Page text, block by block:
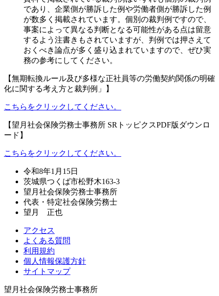
であり、企業側が勝訴した例や労働者側が勝訴した例
が数多く掲載されています。 個別の裁判例ですので、
事案によって異なる判断となる可能性がある点は留意
するよう注書きもされていますが、判例では押さえて
おくべき論点が多く盛り込まれていますので、ぜひ実
務の参考にしてください。
【無期転換ルール及び多様な正社員等の労働契約関係の明確
化に関する考え方と裁判例」】
こちらをクリックしてください。
【望月社会保険労務士事務所 SRトッピクスPDF版ダウンロ
ード】
こちらをクリックしてください。
令和8年1月15日
茨城県つくば市松野木163-3
望月社会保険労務士事務所
代表・特定社会保険労務士
望月 正也
アクセス
よくある質問
利用規約
個人情報保護方針
サイトマップ
望月社会保険労務士事務所